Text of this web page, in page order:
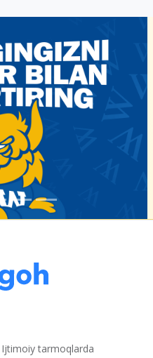
Ijtimoiy tarmoqlarda